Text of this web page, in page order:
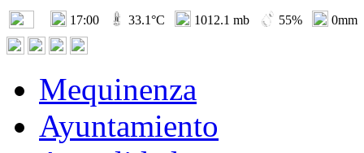
17:00 33.1°C 1012.1 mb 55% 0mm
Mequinenza
Ayuntamiento